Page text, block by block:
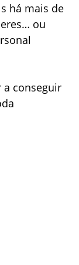
há mais de
ou
a conseguir